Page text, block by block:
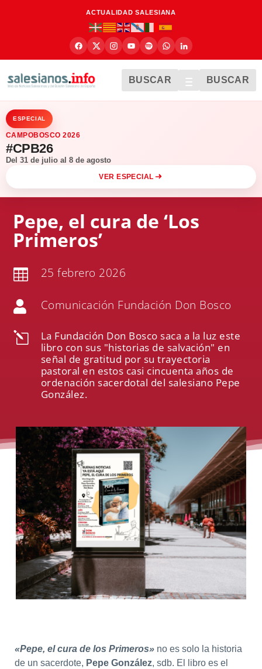
ACTUALIDAD SALESIANA
BUSCAR BUSCAR
ESPECIAL
CAMPOBOSCO 2026
#CPB26
Del 31 de julio al 8 de agosto
VER ESPECIAL
Pepe, el cura de ‘Los
Primeros’
 25 febrero 2026
 Comunicación Fundación Don Bosco
l
La Fundación Don Bosco saca a la luz este
libro con sus "historias de salvación" en
señal de gratitud por su trayectoria
pastoral en estos casi cincuenta años de
ordenación sacerdotal del salesiano Pepe
González.
«Pepe, el cura de los Primeros» no es solo la historia
de un sacerdote, Pepe González, sdb. El libro es el